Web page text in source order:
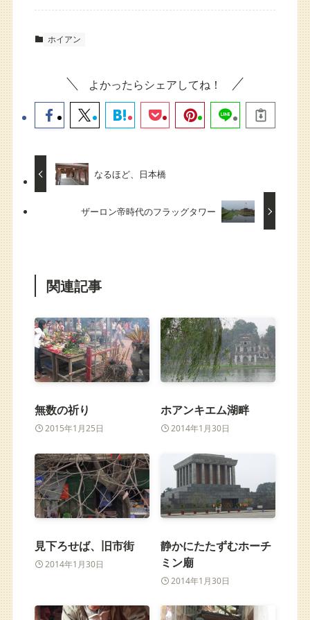
ホイアン
よかったらシェアしてね！
なるほど、日本橋
ザーロン帝時代のフラッグタワー
関連記事
無数の祈り
2015年1月25日
ホアンキエム湖畔
2014年1月30日
見下ろせば、旧市街
2014年1月30日
静かにたたずむホーチ
ミン廟
2014年1月30日